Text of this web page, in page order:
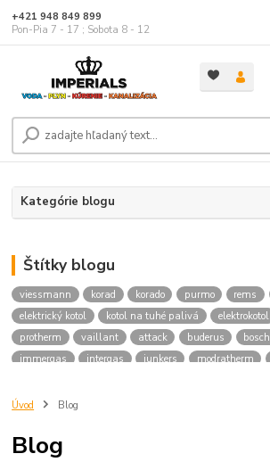
+421 948 849 899
Pon-Pia 7 - 17 ; Sobota 8 - 12
Kategórie blogu
Štítky blogu
viessmann korad korado purmo rems
elektrický kotol
kotol na tuhé palivá elektrokotol
protherm
vaillant attack buderus bosch
immergas
intergas junkers modratherm
trnava
eshop
radiatory lacno
Úvod Blog
Blog